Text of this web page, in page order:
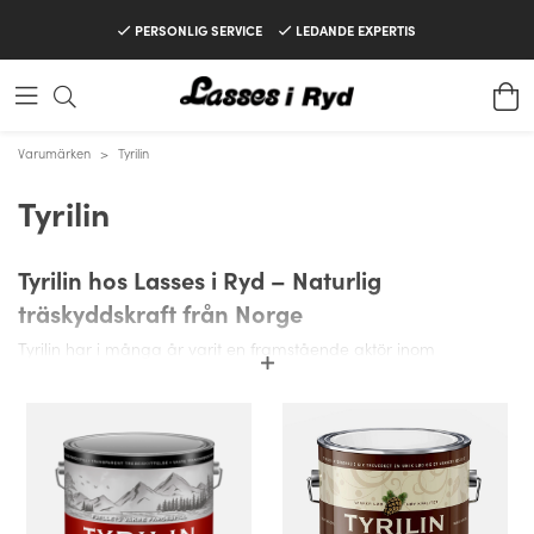
PERSONLIG SERVICE LEDANDE EXPERTIS
Varumärken > Tyrilin
Tyrilin
Tyrilin hos Lasses i Ryd – Naturlig
träskyddskraft från Norge
Tyrilin har i många år varit en framstående aktör inom
träskyddsindustrin, med sina rötter djupt förankrade i norsk
av träoljor och lasyrer som förenar tradition med modern
miljömedvetenhet.
Med produkter som sträcker sig från klassiska träskyddsmedel till
moderna ytbehandlingar, är Tyrilins träoljor och lasyrer hos